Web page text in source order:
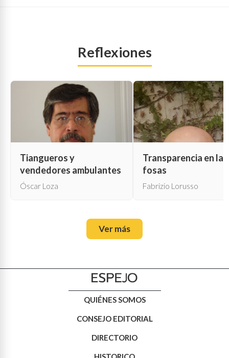
Reflexiones
Tiangueros y
vendedores ambulantes
Óscar Loza
Transparencia en las
fosas
Fabrizio Lorusso
Ver más
QUIÉNES SOMOS
CONSEJO EDITORIAL
DIRECTORIO